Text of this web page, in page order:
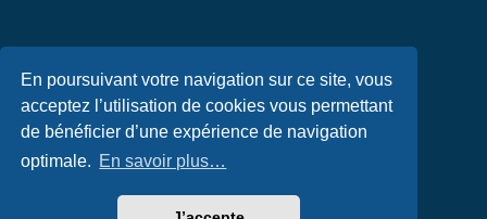
En poursuivant votre navigation sur ce site, vous
acceptez l’utilisation de cookies vous permettant
de bénéficier d’une expérience de navigation
optimale. En savoir plus…